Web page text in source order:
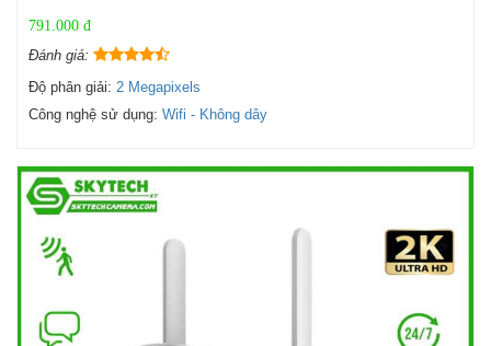
791.000 đ
Đánh giá:
Độ phân giải: 2 Megapixels
Công nghệ sử dụng: Wifi - Không dây